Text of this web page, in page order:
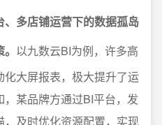
多店铺运营下的数据孤岛
以九数云BI为例，许多高
大屏报表，极大提升了运
某品牌方通过BI平台，发
及时优化资源配置，实现